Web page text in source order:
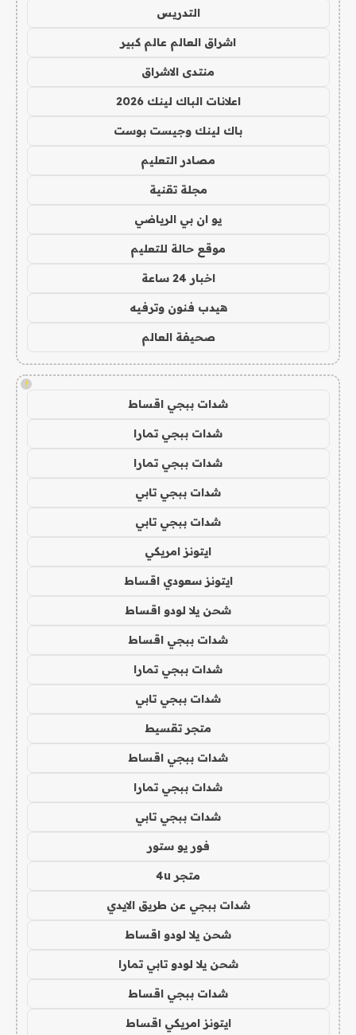
التدريس
اشراق العالم عالم كبير
منتدى الاشراق
اعلانات الباك لينك 2026
باك لينك وجيست بوست
مصادر التعليم
مجلة تقنية
يو ان بي الرياضي
موقع حالة للتعليم
اخبار 24 ساعة
هيدب فنون وترفيه
صحيفة العالم
!
شدات ببجي اقساط
شدات ببجي تمارا
شدات ببجي تمارا
شدات ببجي تابي
شدات ببجي تابي
ايتونز امريكي
ايتونز سعودي اقساط
شحن يلا لودو اقساط
شدات ببجي اقساط
شدات ببجي تمارا
شدات ببجي تابي
متجر تقسيط
شدات ببجي اقساط
شدات ببجي تمارا
شدات ببجي تابي
فور يو ستور
متجر 4u
شدات ببجي عن طريق الايدي
شحن يلا لودو اقساط
شحن يلا لودو تابي تمارا
شدات ببجي اقساط
ايتونز امريكي اقساط